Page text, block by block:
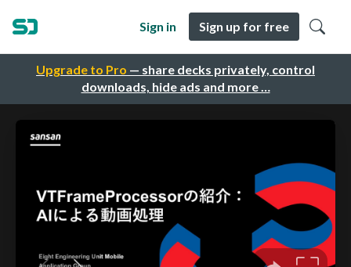
Upgrade to Pro — share decks privately, control
downloads, hide ads and more …
Sign in Sign up for free